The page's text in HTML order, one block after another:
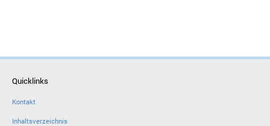
Quicklinks
Kontakt
Inhaltsverzeichnis